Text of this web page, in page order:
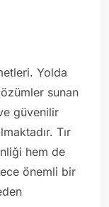
Yolda
sunan
güvenilir
Tır
hem de
önemli bir